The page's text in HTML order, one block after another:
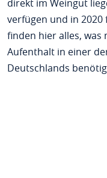
direkt im Weingut
verfügen und in
finden hier alles, was
Aufenthalt in einer
Deutschlands